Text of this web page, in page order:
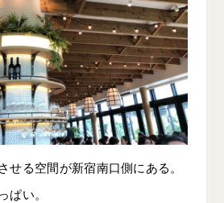
せる空間が新宿南口側にある。
ぱい。